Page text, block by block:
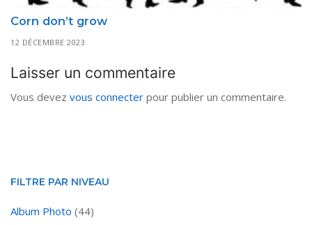
Corn don’t grow
12 DÉCEMBRE 2023
Laisser un commentaire
Vous devez vous connecter pour publier un commentaire.
FILTRE PAR NIVEAU
Album Photo (44)